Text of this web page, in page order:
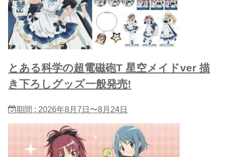
とある科学の超電磁砲T 星​空メイドver 描
き下ろしグッズ一般発売!
期間 : 2026年8月7日〜8月24日